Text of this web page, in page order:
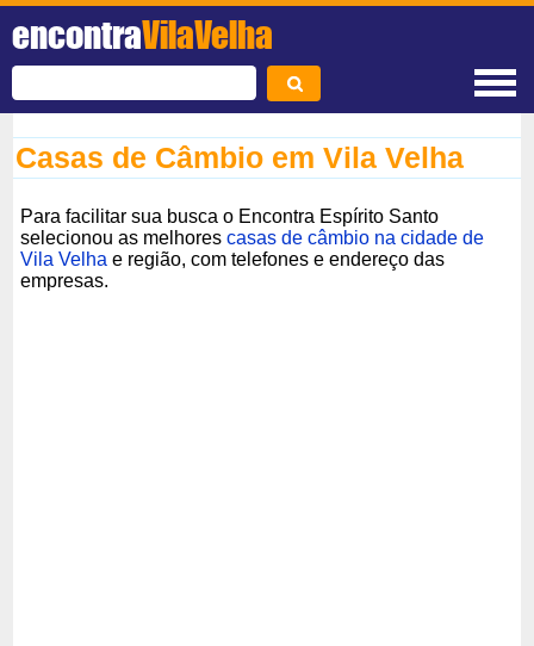
encontraVilaVelha
Casas de Câmbio em Vila Velha
Para facilitar sua busca o Encontra Espírito Santo
selecionou as melhorescasas de câmbio na cidade de
Vila Velha e região, com telefones e endereço das
empresas.